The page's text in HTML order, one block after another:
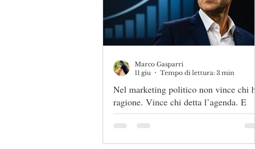
Nel marketing politico non vince chi ha
ragione. Vince chi detta l’agenda. E
Roberto Vannacci, da questo punto di
vista, ha già vinto
ragione. Vince chi detta l’agenda.
Marco Gasparri
11 giu
Tempo di lettura: 3 min